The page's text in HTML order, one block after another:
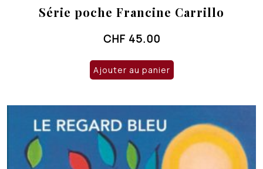
Série poche Francine Carrillo
CHF 45.00
Ajouter au panier